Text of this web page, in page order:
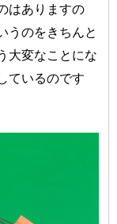
はありますの
うのをきちんと
大変なことにな
ているのです